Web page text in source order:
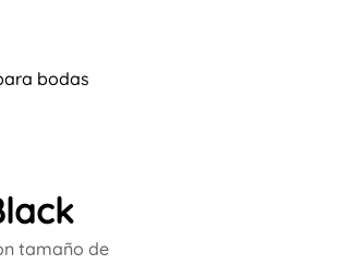
bodas
tamaño de